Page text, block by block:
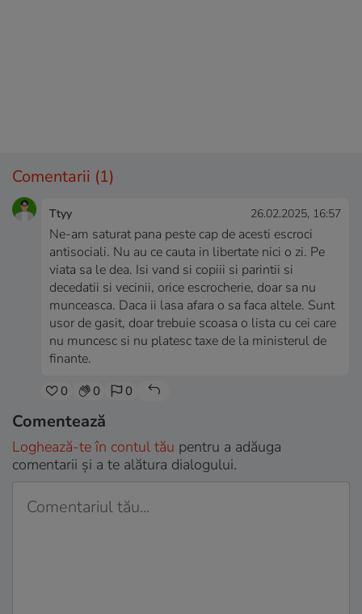
Comentarii (1)
Ttyy 26.02.2025, 16:57
Ne-am saturat pana peste cap de acesti escroci
antisociali. Nu au ce cauta in libertate nici o zi. Pe
viata sa le dea. Isi vand si copiii si parintii si
decedatii si vecinii, orice escrocherie, doar sa nu
munceasca. Daca ii lasa afara o sa faca altele. Sunt
usor de gasit, doar trebuie scoasa o lista cu cei care
nu muncesc si nu platesc taxe de la ministerul de
finante.
0 0 0
Comentează
Loghează-te în contul tău pentru a adăuga
comentarii și a te alătura dialogului.